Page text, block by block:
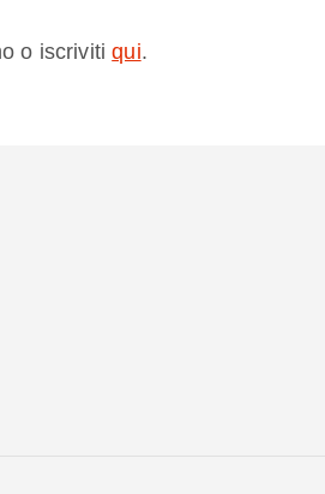
o iscrivitiqui.